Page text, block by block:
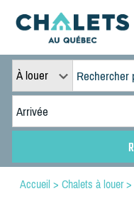
À louer
Accueil > Chalets à louer>